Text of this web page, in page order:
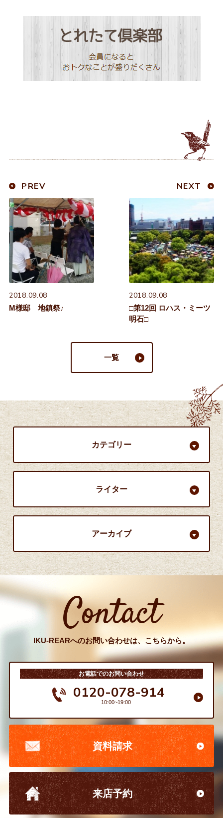
PREV
2018.09.08
M様邸 地鎮祭♪
NEXT
2018.09.08
□第12回 ロハス・ミーツ
明石□
一覧
カテゴリー
ライター
アーカイブ
Contact
IKU-REARへのお問い合わせは、こちらから。
お電話でのお問い合わせ
0120-078-914
10:00~19:00
資料請求
来店予約